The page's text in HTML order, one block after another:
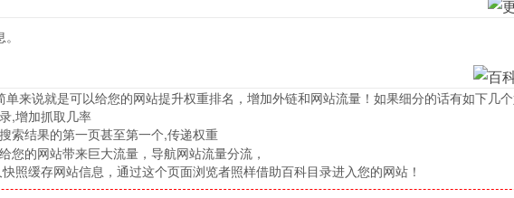
单来说就是可以给您的网站提升权重排名，增加外链和网站流量！如果细分的话有如下几个
,增加抓取几率
索结果的第一页甚至第一个,传递权重
您的网站带来巨大流量，导航网站流量分流，
照缓存网站信息，通过这个页面浏览者照样借助百科目录进入您的网站！